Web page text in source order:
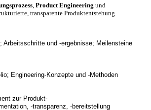
, Product Engineering und
transparente Produktentstehung.
Arbeitsschritte und -ergebnisse; Meilensteine
Engineering-Konzepte und -Methoden
zur Produkt-
-transparenz, -bereitstellung